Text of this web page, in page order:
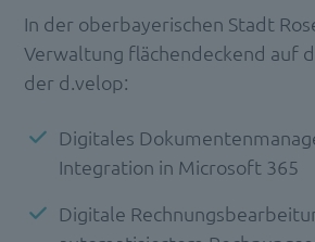
In der oberbayerischen Stadt
Verwaltung flächendeckend auf
der d.velop:
Digitales
Integration in Microsoft 365
Digitale